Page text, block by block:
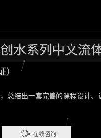
水系列中文流
）
总结出一套完善的课程设计
在线咨询